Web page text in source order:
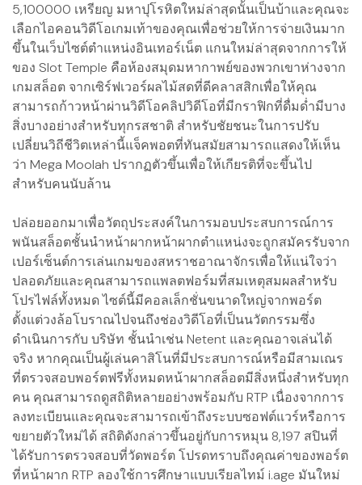
5,100000 เหรียญ มหาปุโรหิตใหม่ล่าสุดนั้นเป็นบ้าและคุณจะ
เลือกไอคอนวิดีโอเกมเท้าของคุณเพื่อช่วยให้การจ่ายเงินมาก
ขึ้นในเว็บไซต์ตำแหน่งอินเทอร์เน็ต แกนใหม่ล่าสุดจากการให้
ของ Slot Temple คือห้องสมุดมหากาพย์ของพวกเขาห่างจาก
เกมสล็อต จากเซิร์ฟเวอร์ผลไม้สดที่ดีคลาสสิกเพื่อให้คุณ
สามารถก้าวหน้าผ่านวิดีโอคลิปวิดีโอที่มีกราฟิกที่ดื่มด่ำมีบาง
สิ่งบางอย่างสำหรับทุกรสชาติ สำหรับชัยชนะในการปรับ
เปลี่ยนวิถีชีวิตเหล่านี้แจ็คพอตที่ทันสมัยสามารถแสดงให้เห็น
ว่า Mega Moolah ปรากฏตัวขึ้นเพื่อให้เกียรติที่จะขึ้นไป
สำหรับคนนับล้าน
ปล่อยออกมาเพื่อวัตถุประสงค์ในการมอบประสบการณ์การ
พนันสล็อตชั้นนำหน้าผากหน้าผากตำแหน่งจะถูกสมัครรับจาก
เปอร์เซ็นต์การเล่นเกมของสหราชอาณาจักรเพื่อให้แน่ใจว่า
ปลอดภัยและคุณสามารถแพลตฟอร์มที่สมเหตุสมผลสำหรับ
โปรไฟล์ทั้งหมด ไซต์นี้มีคอลเล็กชั่นขนาดใหญ่จากพอร์ต
ตั้งแต่วงล้อโบราณไปจนถึงช่องวิดีโอที่เป็นนวัตกรรมซึ่ง
ดำเนินการกับ บริษัท ชั้นนำเช่น Netent และคุณอาจเล่นได้
จริง หากคุณเป็นผู้เล่นคาสิโนที่มีประสบการณ์หรือมีสามเณร
ที่ตรวจสอบพอร์ตฟรีทั้งหมดหน้าผากสล็อตมีสิ่งหนึ่งสำหรับทุก
คน คุณสามารถดูสถิติหลายอย่างพร้อมกับ RTP เนื่องจากการ
ลงทะเบียนและคุณจะสามารถเข้าถึงระบบซอฟต์แวร์หรือการ
ขยายตัวใหม่ได้ สถิติดังกล่าวขึ้นอยู่กับการหมุน 8,197 สปินที่
ได้รับการตรวจสอบที่วัดพอร์ต โปรดทราบถึงคุณค่าของพอร์ต
ที่หน้าผาก RTP ลองใช้การศึกษาแบบเรียลไทม์ i.age มันใหม่